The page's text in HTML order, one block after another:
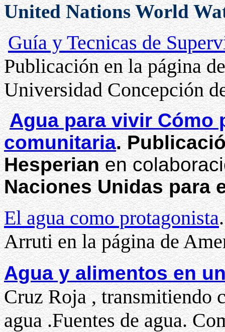
United Nations World
Guía y Tecnicas de
Publicación en la página
Universidad Concepción
Agua para vivir Cómo
comunitaria.
Hesperianen
Naciones Unidas para
El agua como protagonista
Arruti en la página de
Agua y alimentos en
Cruz Roja , transmitiendo
agua .Fuentes de agua.